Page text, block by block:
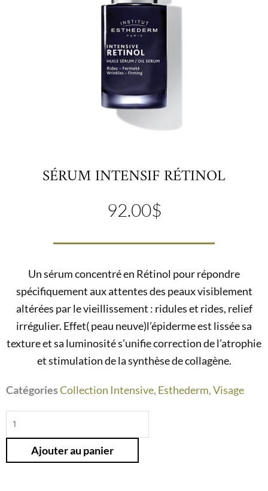
SÉRUM INTENSIF RÉTINOL
92.00$
Un sérum concentré en Rétinol pour répondre
spécifiquement aux attentes des peaux visiblement
altérées par le vieillissement : ridules et rides, relief
irrégulier. Effet( peau neuve)l’épiderme est lissée sa
texture et sa luminosité s’unifie correction de l’atrophie
et stimulation de la synthèse de collagène.
CatégoriesCollection Intensive, Esthederm,Visage
quantité
de
SérumAjouter au panier